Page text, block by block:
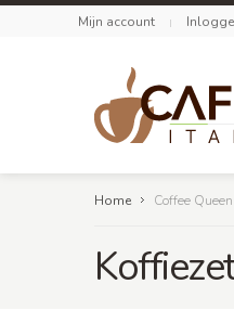
Mijn account
Home Coffee